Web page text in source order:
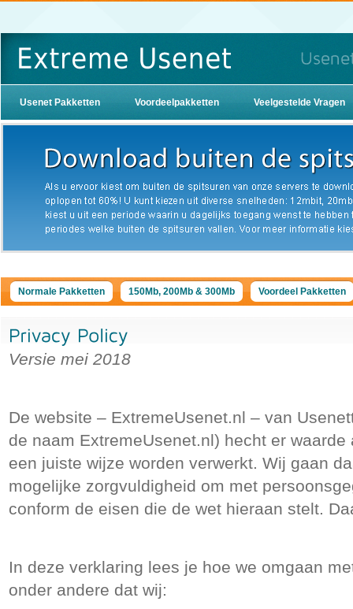
Usenet Pakketten Voordeelpakketten Veelgestelde Vragen
Normale Pakketten 150Mb, 200Mb & 300Mb Voordeel Pakketten
Versie mei 2018
De website – ExtremeUsenet.nl – van
de naam ExtremeUsenet.nl) hecht er
een juiste wijze worden verwerkt. Wij gaan
mogelijke zorgvuldigheid om met
conform de eisen die de wet hieraan stelt.
In deze verklaring lees je hoe we omgaan
onder andere dat wij: